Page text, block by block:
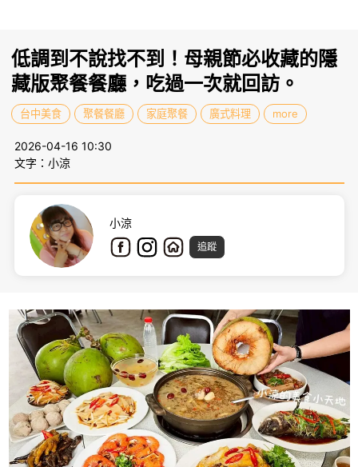
低調到不說找不到！母親節必收藏的隱
藏版聚餐餐廳，吃過一次就回訪。
台中美食 聚餐餐廳 家庭聚餐 廣式料理 more
2026-04-16 10:30
文字：小涼
小涼
追蹤